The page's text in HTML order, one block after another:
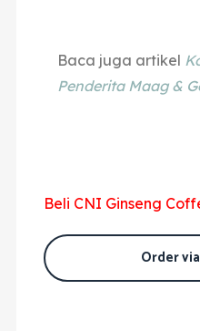
Baca juga artikel
Penderita Maag &
Beli CNI Ginseng
Order